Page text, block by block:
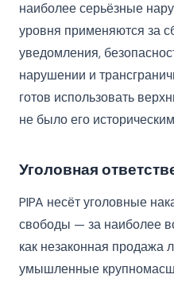
наиболее серьёзные
уровня применяются за
уведомления,
нарушении и
готов использовать
не было его
Уголовная
PIPA несёт уголовные
свободы — за наиболее
как незаконная продажа
умышленные